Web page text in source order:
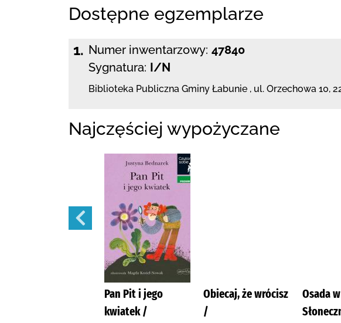
Dostępne egzemplarze
1. Numer inwentarzowy: 47840
Sygnatura: I/N
Biblioteka Publiczna Gminy Łabunie , ul. Orzechowa 10,
Najczęściej wypożyczane
Pan Pit i jego
kwiatek /
Obiecaj, że wrócisz
/
Osada w